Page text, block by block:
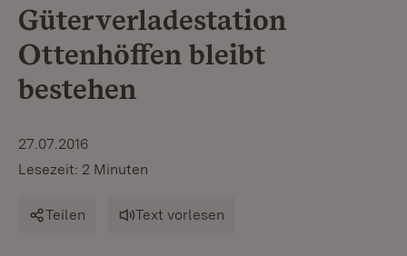
Güterverladestation
Ottenhöffen bleibt
bestehen
27.07.2016
Lesezeit: 2 Minuten
Teilen Text vorlesen